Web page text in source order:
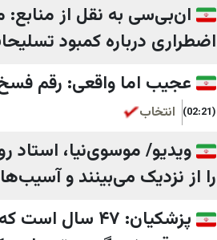
ان‌بی‌سی به نقل از
اضطراری درباره کمبود
عجیب اما واقعی: رقم فسخ قرارداد
(02:21) انتخاب
ویدیو/ موسوی‌نیا، استاد
را از نزدیک می‌بینند و
پزشکیان: ۴۷